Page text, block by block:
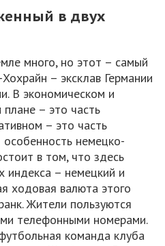
в двух
много, но этот – самый
– эксклав Германии
В экономическом и
– это часть
– это часть
особенность немецко-
в том, что здесь
индекса – немецкий и
ходовая валюта этого
Жители пользуются
телефонными номерами.
команда клуба